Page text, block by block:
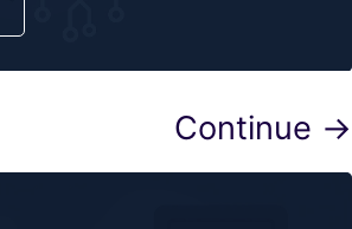
Continue →